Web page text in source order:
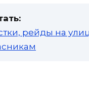
рейды на